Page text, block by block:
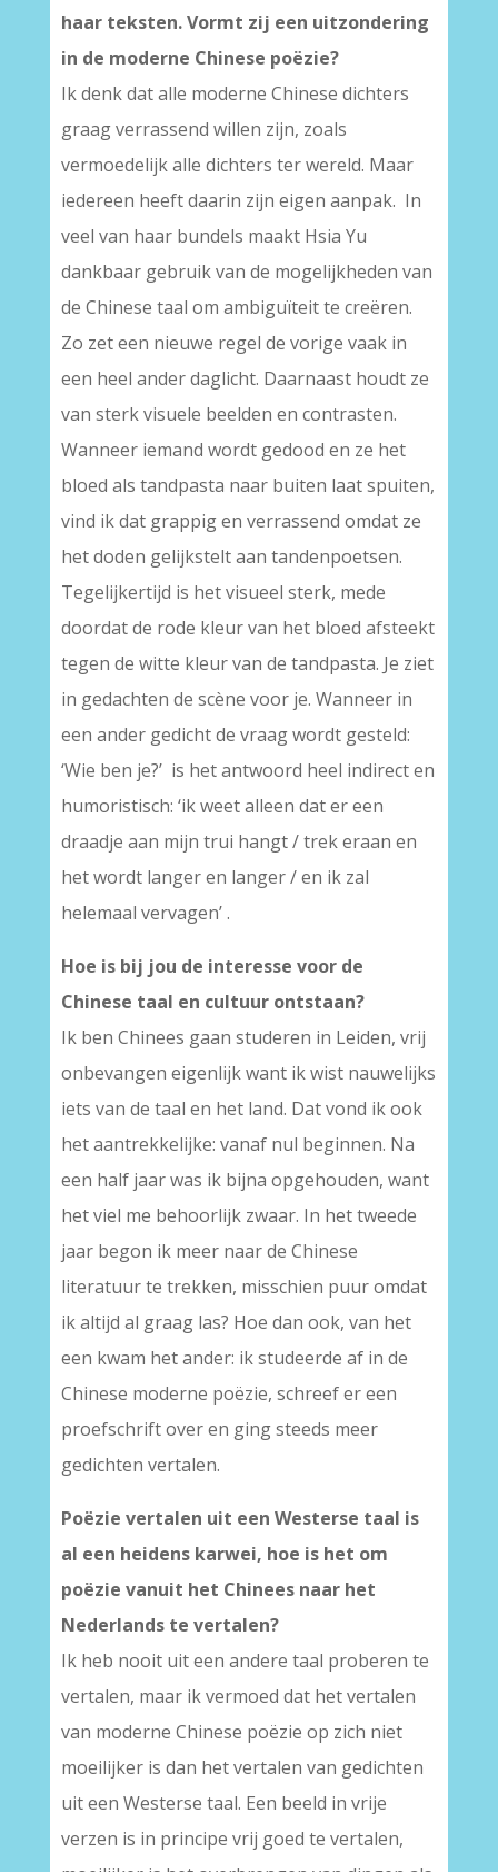
haar teksten. Vormt zij een uitzondering
in de moderne Chinese poëzie?
Ik denk dat alle moderne Chinese dichters
graag verrassend willen zijn, zoals
vermoedelijk alle dichters ter wereld. Maar
iedereen heeft daarin zijn eigen aanpak. In
veel van haar bundels maakt Hsia Yu
dankbaar gebruik van de mogelijkheden van
de Chinese taal om ambiguïteit te creëren.
Zo zet een nieuwe regel de vorige vaak in
een heel ander daglicht. Daarnaast houdt ze
van sterk visuele beelden en contrasten.
Wanneer iemand wordt gedood en ze het
bloed als tandpasta naar buiten laat spuiten,
vind ik dat grappig en verrassend omdat ze
het doden gelijkstelt aan tandenpoetsen.
Tegelijkertijd is het visueel sterk, mede
doordat de rode kleur van het bloed afsteekt
tegen de witte kleur van de tandpasta. Je ziet
in gedachten de scène voor je. Wanneer in
een ander gedicht de vraag wordt gesteld:
‘Wie ben je?’ is het antwoord heel indirect en
humoristisch: ‘ik weet alleen dat er een
draadje aan mijn trui hangt / trek eraan en
het wordt langer en langer / en ik zal
helemaal vervagen’ .
Hoe is bij jou de interesse voor de
Chinese taal en cultuur ontstaan?
Ik ben Chinees gaan studeren in Leiden, vrij
onbevangen eigenlijk want ik wist nauwelijks
iets van de taal en het land. Dat vond ik ook
het aantrekkelijke: vanaf nul beginnen. Na
een half jaar was ik bijna opgehouden, want
het viel me behoorlijk zwaar. In het tweede
jaar begon ik meer naar de Chinese
literatuur te trekken, misschien puur omdat
ik altijd al graag las? Hoe dan ook, van het
een kwam het ander: ik studeerde af in de
Chinese moderne poëzie, schreef er een
proefschrift over en ging steeds meer
gedichten vertalen.
Poëzie vertalen uit een Westerse taal is
al een heidens karwei, hoe is het om
poëzie vanuit het Chinees naar het
Nederlands te vertalen?
Ik heb nooit uit een andere taal proberen te
vertalen, maar ik vermoed dat het vertalen
van moderne Chinese poëzie op zich niet
moeilijker is dan het vertalen van gedichten
uit een Westerse taal. Een beeld in vrije
verzen is in principe vrij goed te vertalen,